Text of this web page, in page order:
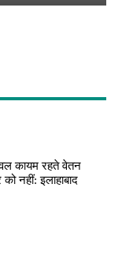
कायम रहते वेतन
नहीं: इलाहाबाद